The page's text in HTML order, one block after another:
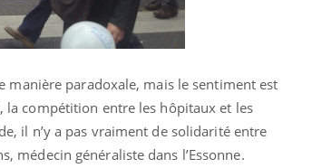
manière paradoxale, mais le sentiment est
la compétition entre les hôpitaux et les
il n’y a pas vraiment de solidarité entre
médecin généraliste dans l’Essonne.